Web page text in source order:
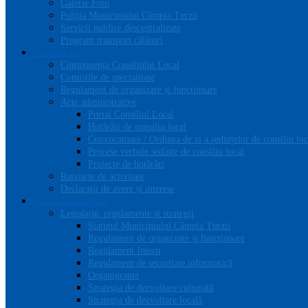
Galerie Foto
Poliția Municipiului Câmpia Turzii
Servicii publice descentralizate
Program transport călători
Componența Consiliului Local
Comisiile de specialitate
Regulament de organizare și funcționare
Acte administrative
Portal Consiliul Local
Hotărâri de consiliu local
Convocatoare / Ordinea de zi a ședințelor de consiliu
Procese verbale sedințe de consiliu local
Proiecte de hotărâri
Rapoarte de activitate
Declarații de avere și interese
Legislație, regulamente și strategii
Statutul Municipiului Câmpia Turzii
Regulament de organizare și funcționare
Regulament Intern
Regulament de securitate informatică
Organigrama
Strategia de dezvoltare culturală
Strategia de dezvoltare locală